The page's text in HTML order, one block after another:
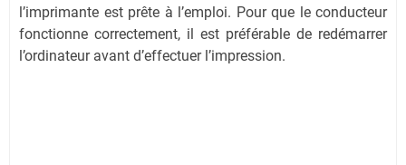
l’imprimante est prête à l’emploi. Pour que le conducteur
fonctionne correctement, il est préférable de redémarrer
l’ordinateur avant d’effectuer l’impression.